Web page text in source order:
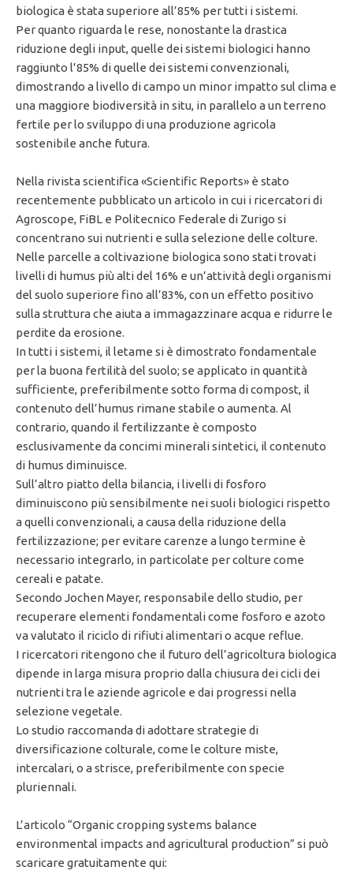
biologica è stata superiore all’85% per tutti i sistemi.
Per quanto riguarda le rese, nonostante la drastica
riduzione degli input, quelle dei sistemi biologici hanno
raggiunto l’85% di quelle dei sistemi convenzionali,
dimostrando a livello di campo un minor impatto sul clima e
una maggiore biodiversità in situ, in parallelo a un terreno
fertile per lo sviluppo di una produzione agricola
sostenibile anche futura.
Nella rivista scientifica «Scientific Reports» è stato
recentemente pubblicato un articolo in cui i ricercatori di
Agroscope, FiBL e Politecnico Federale di Zurigo si
concentrano sui nutrienti e sulla selezione delle colture.
Nelle parcelle a coltivazione biologica sono stati trovati
livelli di humus più alti del 16% e un’attività degli organismi
del suolo superiore fino all’83%, con un effetto positivo
sulla struttura che aiuta a immagazzinare acqua e ridurre le
perdite da erosione.
In tutti i sistemi, il letame si è dimostrato fondamentale
per la buona fertilità del suolo; se applicato in quantità
sufficiente, preferibilmente sotto forma di compost, il
contenuto dell’humus rimane stabile o aumenta. Al
contrario, quando il fertilizzante è composto
esclusivamente da concimi minerali sintetici, il contenuto
di humus diminuisce.
Sull’altro piatto della bilancia, i livelli di fosforo
diminuiscono più sensibilmente nei suoli biologici rispetto
a quelli convenzionali, a causa della riduzione della
fertilizzazione; per evitare carenze a lungo termine è
necessario integrarlo, in particolate per colture come
cereali e patate.
Secondo Jochen Mayer, responsabile dello studio, per
recuperare elementi fondamentali come fosforo e azoto
va valutato il riciclo di rifiuti alimentari o acque reflue.
I ricercatori ritengono che il futuro dell’agricoltura biologica
dipende in larga misura proprio dalla chiusura dei cicli dei
nutrienti tra le aziende agricole e dai progressi nella
selezione vegetale.
Lo studio raccomanda di adottare strategie di
diversificazione colturale, come le colture miste,
intercalari, o a strisce, preferibilmente con specie
pluriennali.
L’articolo “Organic cropping systems balance
environmental impacts and agricultural production” si può
scaricare gratuitamente qui: